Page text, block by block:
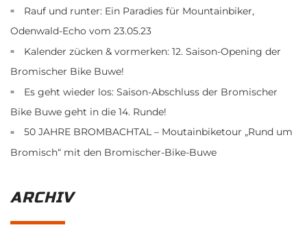
Rauf und runter: Ein Paradies für Mountainbiker,
Odenwald-Echo vom 23.05.23
Kalender zücken & vormerken: 12. Saison-Opening der
Bromischer Bike Buwe!
Es geht wieder los: Saison-Abschluss der Bromischer
Bike Buwe geht in die 14. Runde!
50 JAHRE BROMBACHTAL – Moutainbiketour „Rund um
Bromisch“ mit den Bromischer-Bike-Buwe
ARCHIV